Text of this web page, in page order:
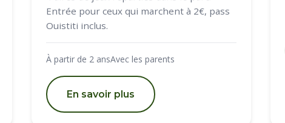
Entrée pour ceux qui marchent à 2€, pass
Ouistiti inclus.
À partir de 2 ansAvec les parents
En savoir plus